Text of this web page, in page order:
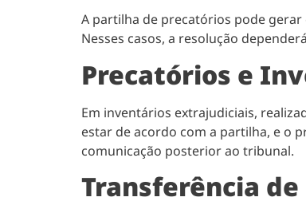
A partilha de precatórios pode
Nesses casos, a resolução
Precatórios e
Em inventários extrajudiciais,
estar de acordo com a partilha, e o
comunicação posterior ao tribunal.
Transferência